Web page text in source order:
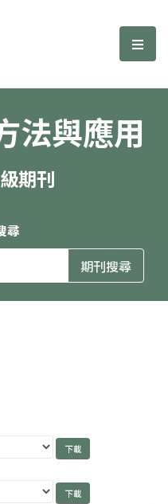
應用期刊 選
法與應用
期刊
尋